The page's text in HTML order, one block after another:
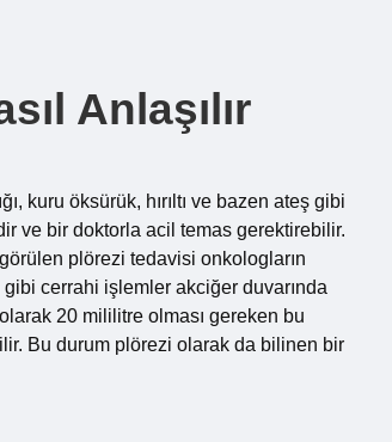
Anlaşılır
kuru öksürük, hırıltı ve bazen ateş gibi
ve bir doktorla acil temas gerektirebilir.
plörezi tedavisi onkologların
cerrahi işlemler akciğer duvarında
20 mililitre olması gereken bu
Bu durum plörezi olarak da bilinen bir